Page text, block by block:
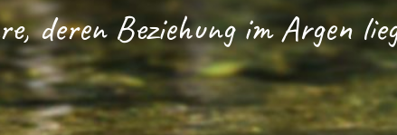
deren Beziehung im Argen